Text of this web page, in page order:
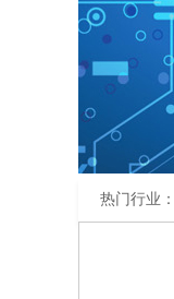
热门行业：